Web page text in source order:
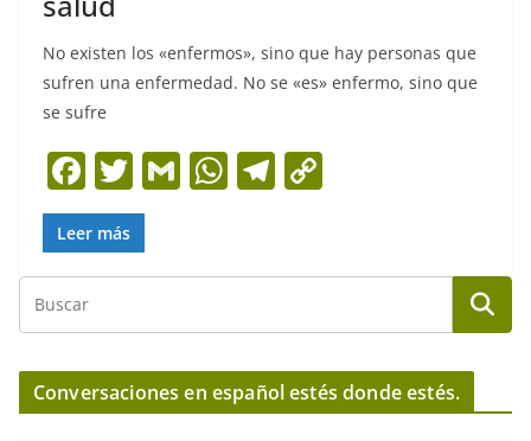
No existen los «enfermos», sino que hay personas que
sufren una enfermedad. No se «es» enfermo, sino que
se sufre
F
a
c
e
b
o
o
T
w
itt
er
G
l
W
s
A
p
p
T
gr
a
m
y
Li
n
k
Leer más
Conversaciones en español estés donde estés.